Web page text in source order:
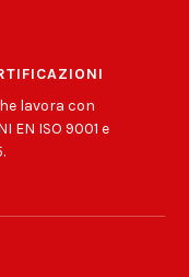
lavora con
EN ISO 9001 e